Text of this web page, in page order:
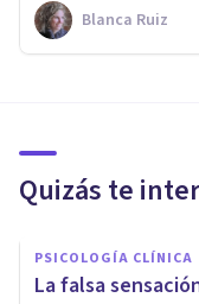
Blanca Ruiz
Quizás te
PSICOLOGÍA CLÍNICA
La falsa